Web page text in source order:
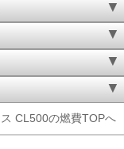
CL500の燃費TOPへ